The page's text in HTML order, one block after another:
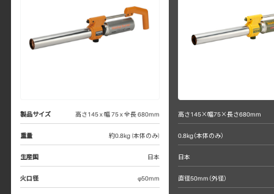
製品サイズ 高さ145 x 幅 75 x 全長 680mm
重量 約0.8kg (本体のみ)
生産国 日本
火口径 φ50mm
高さ145×幅75×長さ680mm
0.8kg（本体のみ）
日本
直径50mm（外径）